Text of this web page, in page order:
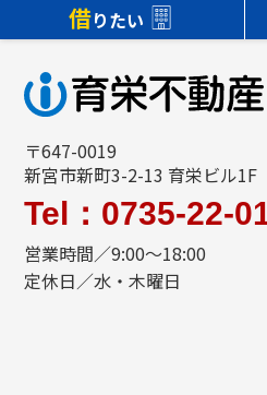
借りたい
〒647-0019
新宮市新町3-2-13 育栄ビル1F
Tel：0735-22-
営業時間／9:00～18:00
定休日／水・木曜日